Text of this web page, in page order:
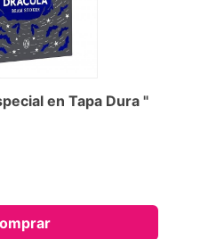
en Tapa Dura "